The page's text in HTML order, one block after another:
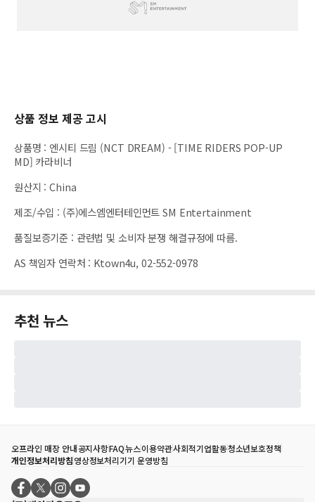
상품 정보 제공 고시
상품명 : 엔시티 드림 (NCT DREAM) - [TIME RIDERS POP-UP
MD] 카라비너
원산지 :China
제조/수입 : (주)에스엠엔터테인먼트 SM Entertainment
품질보증기준 : 관련법 및 소비자 분쟁 해결규정에 따름.
AS 책임자 연락처 : Ktown4u, 02-552-0978
추천 뉴스
오프라인 매장 안내공지사항FAQ뉴스이용약관사회적기업활동청소년보호정책
개인정보처리방침영상정보처리기기 운영방침